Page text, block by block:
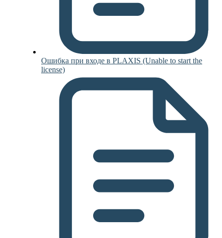
Ошибка при входе в PLAXIS (Unable to start the
license)